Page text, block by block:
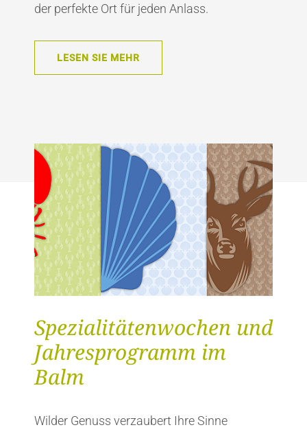
der perfekte Ort für jeden Anlass.
LESEN SIE MEHR
Spezialitätenwochen und
Jahresprogramm im
Balm
Wilder Genuss verzaubert Ihre Sinne